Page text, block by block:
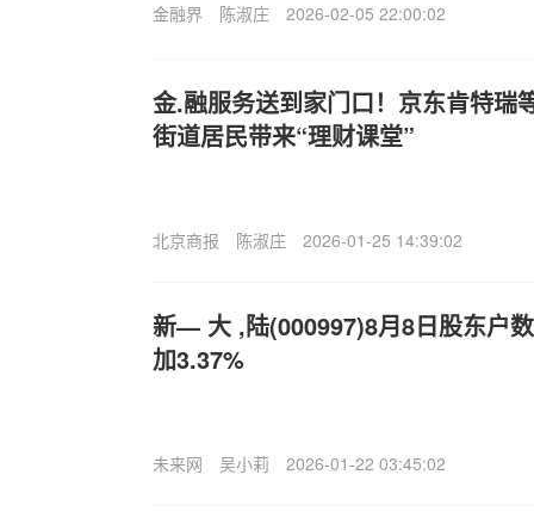
金融界 陈淑庄 2026-02-05 22:00:02
金.融服务送到家门口！京东肯特瑞
街道居民带来“理财课堂”
北京商报 陈淑庄 2026-01-25 14:39:02
新— 大 ,陆(000997)8月8日股东户
加3.37%
未来网 吴小莉 2026-01-22 03:45:02